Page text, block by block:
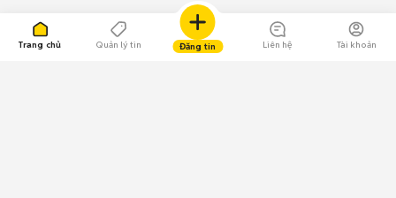
Trang chủ Quản lý tin Đăng tin Liên hệ Tài khoản